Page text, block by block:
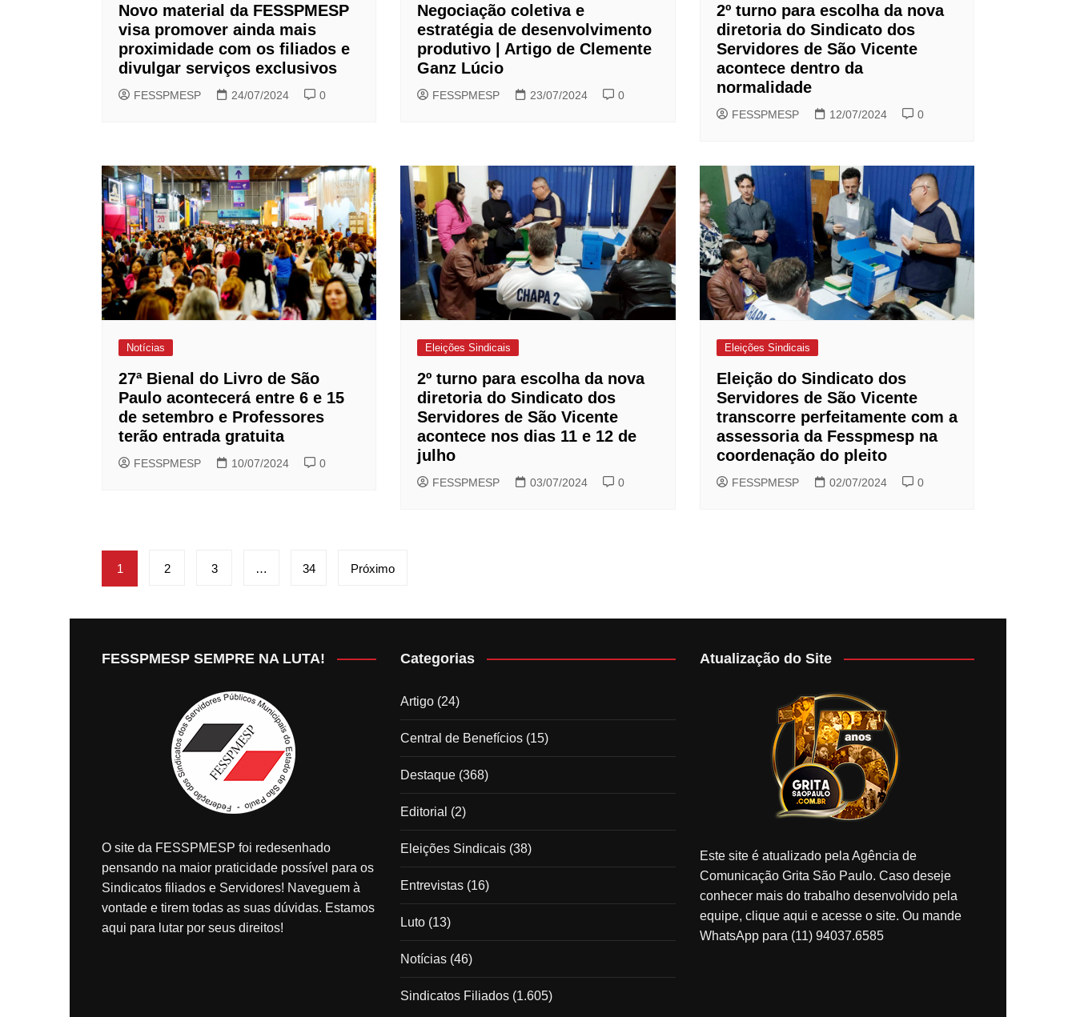
Novo material da FESSPMESP
visa promover ainda mais
proximidade com os filiados e
divulgar serviços exclusivos
FESSPMESP 24/07/2024 0
Negociação coletiva e
estratégia de desenvolvimento
produtivo | Artigo de Clemente
Ganz Lúcio
FESSPMESP 23/07/2024 0
2º turno para escolha da nova
diretoria do Sindicato dos
Servidores de São Vicente
acontece dentro da
normalidade
FESSPMESP 12/07/2024 0
Notícias
27ª Bienal do Livro de São
Paulo acontecerá entre 6 e 15
de setembro e Professores
terão entrada gratuita
FESSPMESP 10/07/2024 0
Eleições Sindicais
2º turno para escolha da nova
diretoria do Sindicato dos
Servidores de São Vicente
acontece nos dias 11 e 12 de
julho
FESSPMESP 03/07/2024 0
Eleições Sindicais
Eleição do Sindicato dos
Servidores de São Vicente
transcorre perfeitamente com a
assessoria da Fesspmesp na
coordenação do pleito
FESSPMESP 02/07/2024 0
Paginação
de
posts
1 2 3 … 34 Próximo
FESSPMESP SEMPRE NA LUTA!
O site da FESSPMESP foi redesenhado
pensando na maior praticidade possível para os
Sindicatos filiados e Servidores! Naveguem à
vontade e tirem todas as suas dúvidas. Estamos
aqui para lutar por seus direitos!
Categorias
Artigo (24)
Central de Benefícios (15)
Destaque (368)
Editorial (2)
Eleições Sindicais (38)
Entrevistas (16)
Luto (13)
Notícias (46)
Sindicatos Filiados (1.605)
Atualização do Site
Este site é atualizado pela Agência de
Comunicação Grita São Paulo. Caso deseje
conhecer mais do trabalho desenvolvido pela
equipe, clique aqui e acesse o site. Ou mande
WhatsApp para (11) 94037.6585